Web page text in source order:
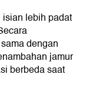
lebih padat
dengan
jamur
berbeda saat